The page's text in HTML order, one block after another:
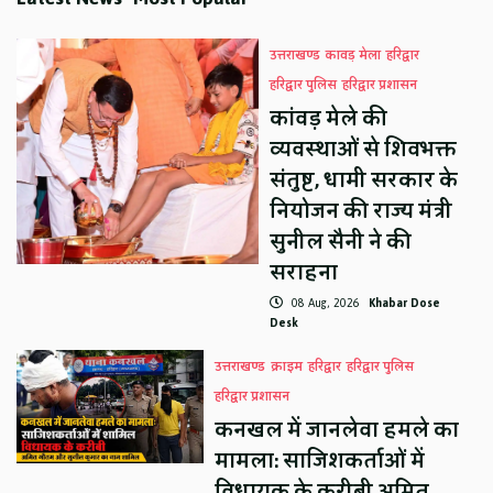
उत्तराखण्ड कावड़ मेला हरिद्वार
हरिद्वार पुलिस हरिद्वार प्रशासन
कांवड़ मेले की
व्यवस्थाओं से शिवभक्त
संतुष्ट, धामी सरकार के
नियोजन की राज्य मंत्री
सुनील सैनी ने की
सराहना
08 Aug, 2026 Khabar Dose
Desk
उत्तराखण्ड क्राइम हरिद्वार हरिद्वार पुलिस
हरिद्वार प्रशासन
कनखल में जानलेवा हमले का
मामला: साजिशकर्ताओं में